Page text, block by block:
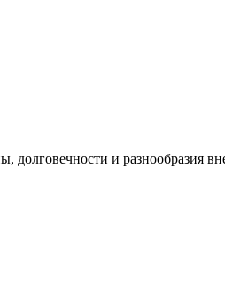
долговечности и разнообразия